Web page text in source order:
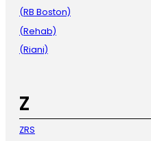
(RB Boston)
(Rehab)
(Riani)
Z
ZRS